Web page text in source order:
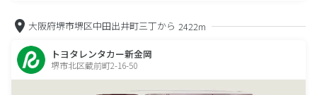
大阪府堺市堺区中田出井町三丁から 2422m
トヨタレンタカー新金岡
堺市北区蔵前町2-16-50